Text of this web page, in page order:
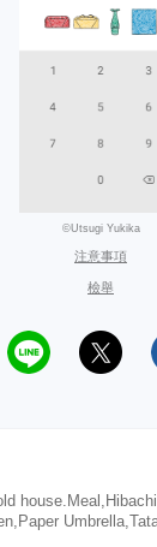
©Utsugi Yukika
注意事項
檢舉